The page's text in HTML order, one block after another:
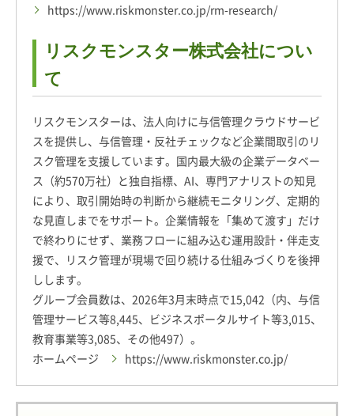
https://www.riskmonster.co.jp/rm-research/
リスクモンスター株式会社につい
て
リスクモンスターは、法人向けに与信管理クラウドサービ
スを提供し、与信管理・反社チェックなど企業間取引のリ
スク管理を支援しています。国内最大級の企業データベー
ス（約570万社）と独自指標、AI、専門アナリストの知見
により、取引開始時の判断から継続モニタリング、定期的
な見直しまでをサポート。企業情報を「集めて渡す」だけ
で終わりにせず、業務フローに組み込む運用設計・伴走支
援で、リスク管理が現場で回り続ける仕組みづくりを後押
しします。
グループ会員数は、2026年3月末時点で15,042（内、与信
管理サービス等8,445、ビジネスポータルサイト等3,015、
教育事業等3,085、その他497）。
ホームページ
https://www.riskmonster.co.jp/